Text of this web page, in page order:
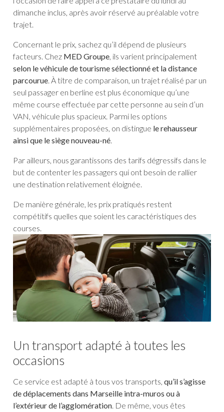
dimanche inclus, après avoir réservé au préalable votre
trajet.
Concernant le prix, sachez qu’il dépend de plusieurs
facteurs. Chez MED Groupe, ils varient principalement
selon le véhicule de tourisme sélectionné et la distance
parcourue. À titre de comparaison, un trajet réalisé par un
seul passager en berline est plus économique qu’une
même course effectuée par cette personne au sein d’un
VAN, véhicule plus spacieux. Parmi les options
supplémentaires proposées, on distingue le rehausseur
ainsi que le siège nouveau-né.
Par ailleurs, nous garantissons des tarifs dégressifs dans le
but de contenter les passagers qui ont besoin de rallier
une destination relativement éloignée.
De manière générale, les prix pratiqués restent
compétitifs quelles que soient les caractéristiques des
courses.
Un transport adapté à toutes les
occasions
Ce service est adapté à tous vos transports,qu’il s’agisse
de déplacements dans Marseille intra-muros ou à
l’extérieur de l’agglomération. De même, vous êtes